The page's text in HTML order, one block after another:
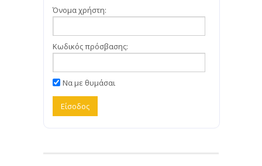
Όνομα χρήστη:
Κωδικός πρόσβασης:
Να με θυμάσαι